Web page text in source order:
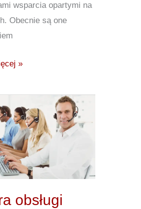
wsparcia opartymi na
Obecnie są one
»
obsługi